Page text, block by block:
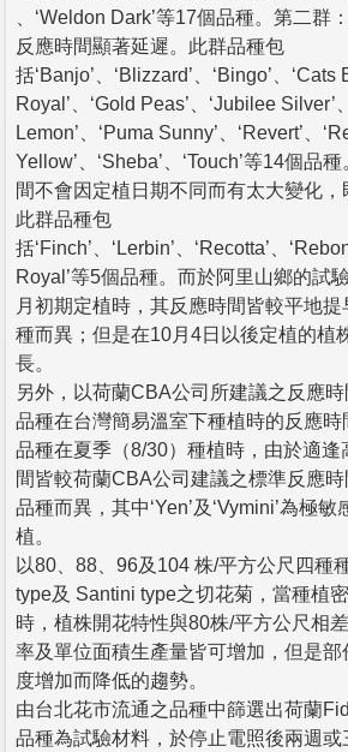
、‘Weldon Dark’等17個品種。第二群
反應時間顯著延遲。此群品種包
括‘Banjo’、‘Blizzard’、‘Bingo’、‘Cats
Royal’、‘Gold Peas’、‘Jubilee Silver’
Lemon’、‘Puma Sunny’、‘Revert’、
Yellow’、‘Sheba’、‘Touch’等14個品
間不會因定植日期不同而有太大變化，
此群品種包
括‘Finch’、‘Lerbin’、‘Recotta’、
Royal’等5個品種。而於阿里山鄉的試
月初期定植時，其反應時間皆較平地
種而異；但是在10月4日以後定植的植
長。
另外，以荷蘭CBA公司所建議之反應
品種在台灣簡易溫室下種植時的反應
品種在夏季（8/30）種植時，由於適
間皆較荷蘭CBA公司建議之標準反應
品種而異，其中‘Yen’及‘Vymini’為極
植。
以80、88、96及104 株/平方公尺四種
type及 Santini type之切花菊，當種植
時，植株開花特性與80株/平方公尺相
率及單位面積生產量皆可增加，但是
度增加而降低的趨勢。
由台北花市流通之品種中篩選出荷蘭
品種為試驗材料，於停止電照後兩週或